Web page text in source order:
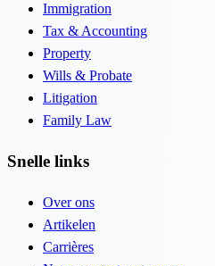
Immigration
Tax & Accounting
Property
Wills & Probate
Litigation
Family Law
Snelle links
Over ons
Artikelen
Carrières